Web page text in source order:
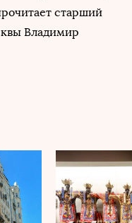
старший
Владимир